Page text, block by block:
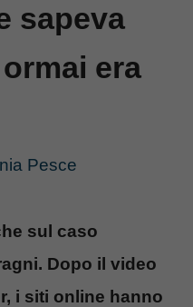
sapeva
era
Pesce
sul caso
Dopo il video
i siti online hanno